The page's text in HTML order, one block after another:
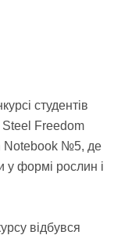
студентів
Steel Freedom
Notebook №5, де
у формі рослин і
відбувся